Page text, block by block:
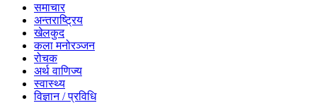
समाचार
अन्तराष्ट्रिय
खेलकुद
कला मनोरञ्जन
रोचक
अर्थ वाणिज्य
स्वास्थ्य
विज्ञान / प्रविधि